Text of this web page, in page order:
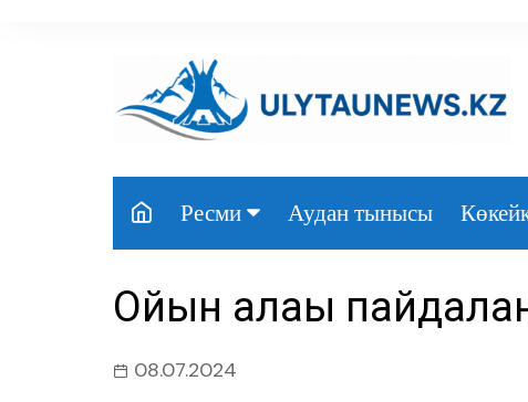
Ресми
Үкімет
Парламент
Аудан тынысы
Ойын алаңы
08.07.2024